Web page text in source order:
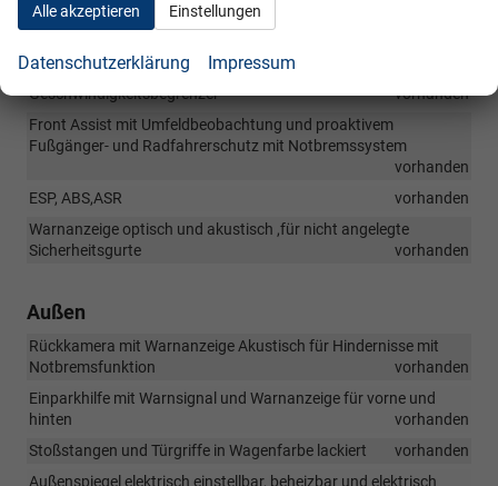
XDS elektronische Differenzialsteuerung
Elektronische Geschwindigkeitsregelanlage ist die neueste
Technologie von einem Tempomat, mit
Geschwindigkeitsbegrenzer
vorhanden
Front Assist mit Umfeldbeobachtung und proaktivem
Fußgänger- und Radfahrerschutz mit Notbremssystem
vorhanden
ESP, ABS,ASR
vorhanden
Warnanzeige optisch und akustisch ,für nicht angelegte
Sicherheitsgurte
vorhanden
Außen
Rückkamera mit Warnanzeige Akustisch für Hindernisse mit
Notbremsfunktion
vorhanden
Einparkhilfe mit Warnsignal und Warnanzeige für vorne und
hinten
vorhanden
Stoßstangen und Türgriffe in Wagenfarbe lackiert
vorhanden
Außenspiegel elektrisch einstellbar, beheizbar und elektrisch
Alle akzeptieren Einstellungen
Datenschutzerklärung Impressum